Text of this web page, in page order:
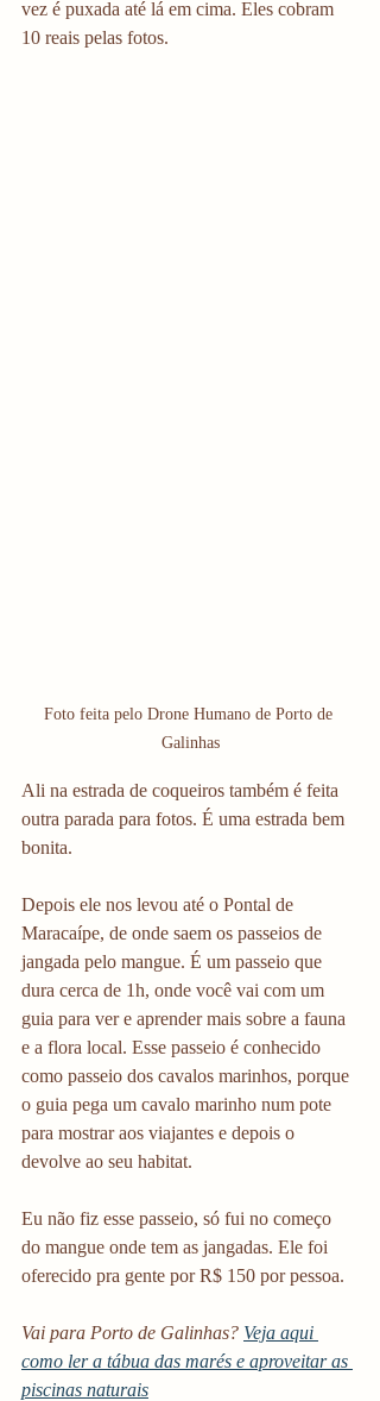
vez é puxada até lá em cima. Eles cobram
10 reais pelas fotos.
Foto feita pelo Drone Humano de Porto de
Galinhas
Ali na estrada de coqueiros também é feita
outra parada para fotos. É uma estrada bem
bonita.
Depois ele nos levou até o Pontal de
Maracaípe, de onde saem os passeios de
jangada pelo mangue. É um passeio que
dura cerca de 1h, onde você vai com um
guia para ver e aprender mais sobre a fauna
e a flora local. Esse passeio é conhecido
como passeio dos cavalos marinhos, porque
o guia pega um cavalo marinho num pote
para mostrar aos viajantes e depois o
devolve ao seu habitat.
Eu não fiz esse passeio, só fui no começo
do mangue onde tem as jangadas. Ele foi
oferecido pra gente por R$ 150 por pessoa.
Vai para Porto de Galinhas? Veja aqui
como ler a tábua das marés e aproveitar as
piscinas naturais